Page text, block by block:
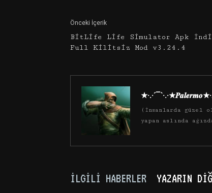
Önceki İçerik
BitLife Life Simulator Apk
Full Kilitsiz Mod v3.24.4
(İnsanlarda güzel
yapan aslında
İLGILI HABERLER YAZARIN